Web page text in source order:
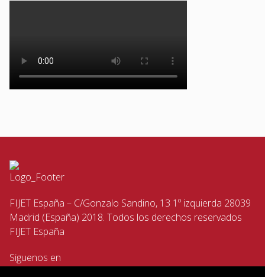
FIJET España – C/Gonzalo Sandino, 13 1º izquierda 28039
Madrid (España) 2018. Todos los derechos reservados
FIJET España
Siguenos en